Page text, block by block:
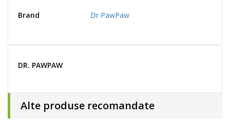
Brand Dr PawPaw
DR. PAWPAW
Alte produse recomandate